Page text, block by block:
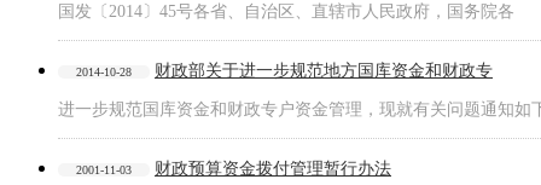
国发〔2014〕45号各省、自治区、直辖市人民政府，国务院各
2014-10-28 财政部关于进一步规范地方国库资金和财政专
进一步规范国库资金和财政专户资金管理，现就有关问题通知如
2001-11-03 财政预算资金拨付管理暂行办法